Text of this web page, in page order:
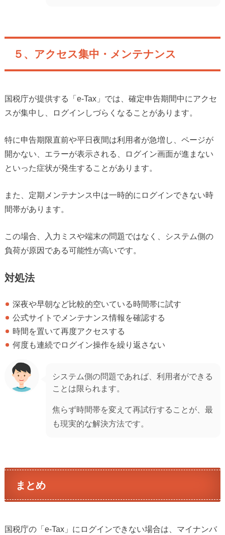
５、アクセス集中・メンテナンス
国税庁が提供する「e-Tax」では、確定申告期間中にアクセ
スが集中し、ログインしづらくなることがあります。
特に申告期限直前や平日夜間は利用者が急増し、ページが
開かない、エラーが表示される、ログイン画面が進まない
といった症状が発生することがあります。
また、定期メンテナンス中は一時的にログインできない時
間帯があります。
この場合、入力ミスや端末の問題ではなく、システム側の
負荷が原因である可能性が高いです。
対処法
深夜や早朝など比較的空いている時間帯に試す
公式サイトでメンテナンス情報を確認する
時間を置いて再度アクセスする
何度も連続でログイン操作を繰り返さない
システム側の問題であれば、利用者ができる
ことは限られます。
焦らず時間帯を変えて再試行することが、最
も現実的な解決方法です。
まとめ
国税庁の「e-Tax」にログインできない場合は、マイナンバ